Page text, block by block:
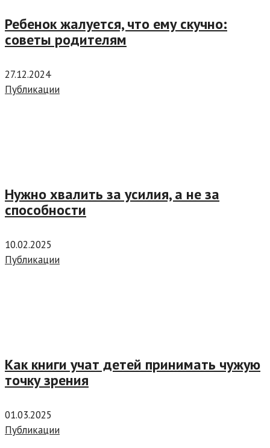
Ребенок жалуется, что ему скучно:
советы родителям
27.12.2024
Публикации
Нужно хвалить за усилия, а не за
способности
10.02.2025
Публикации
Как книги учат детей принимать чужую
точку зрения
01.03.2025
Публикации